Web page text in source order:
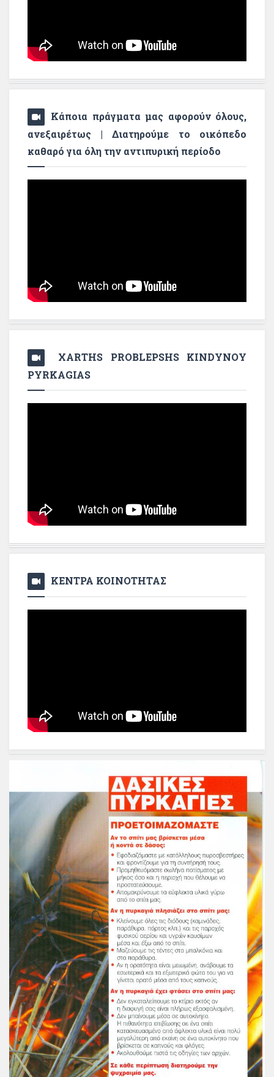
Κάποια πράγματα μας αφορούν όλους,
ανεξαιρέτως | Διατηρούμε το οικόπεδο
καθαρό για όλη την αντιπυρική περίοδο
XARTHS PROBLEPSHS KINDYNOY
PYRKAGIAS
ΚΕΝΤΡΑ ΚΟΙΝΟΤΗΤΑΣ